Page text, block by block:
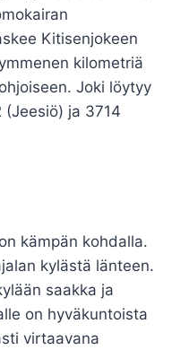
Kitisenjokeen
kilometriä
Joki löytyy
ja 3714
kämpän kohdalla.
kylästä länteen.
saakka ja
on hyväkuntoista
virtaavana